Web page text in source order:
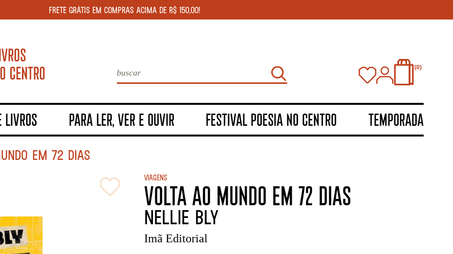
FRETE GRÁTIS EM COMPRAS ACIMA DE R$ 150,00!
0
PARA LER, VER E OUVIR FESTIVAL POESIA NO CENTRO TEMPORADA
EM 72 DIAS
Viagens
VOLTA AO MUNDO EM 72 DIAS
Nellie Bly
Imã Editorial